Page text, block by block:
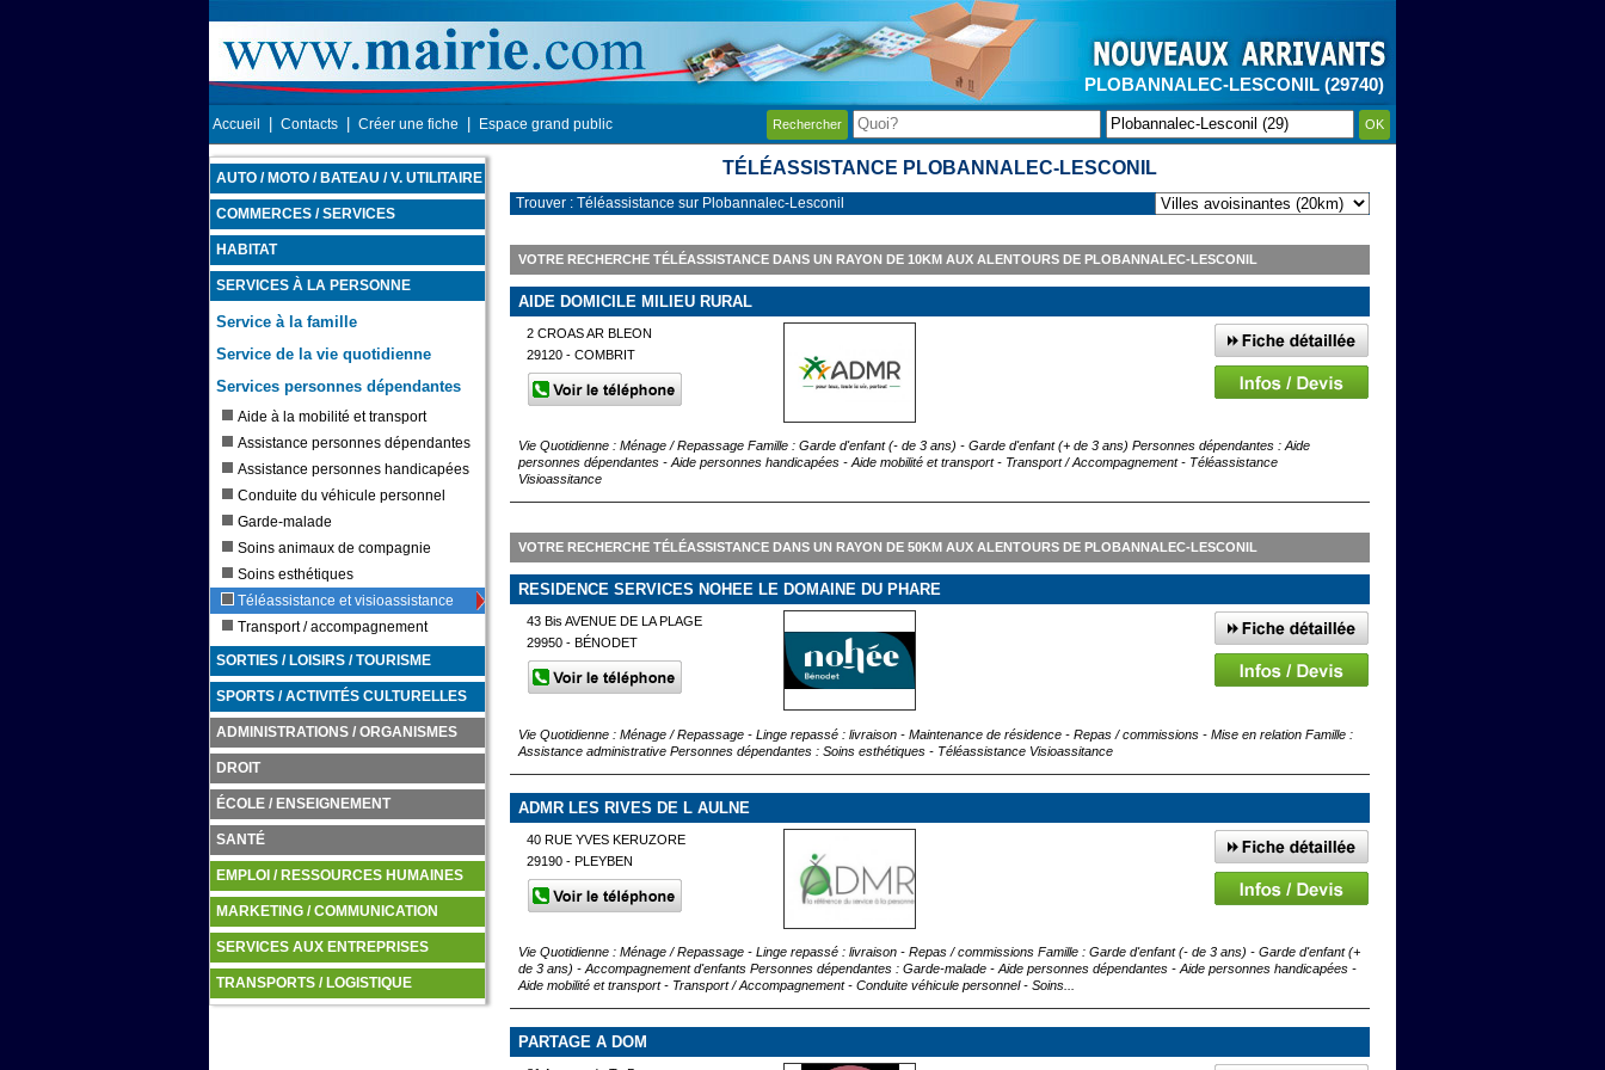
PLOBANNALEC-LESCONIL (29740)
Accueil Contacts Créer une fiche Espace grand public Rechercher OK
AUTO / MOTO / BATEAU / V. UTILITAIRE
COMMERCES / SERVICES
HABITAT
SERVICES À LA PERSONNE
Service à la famille
Service de la vie quotidienne
Services personnes dépendantes
Aide à la mobilité et transport
Assistance personnes dépendantes
Assistance personnes handicapées
Conduite du véhicule personnel
Garde-malade
Soins animaux de compagnie
Soins esthétiques
Téléassistance et visioassistance
Transport / accompagnement
SORTIES / LOISIRS / TOURISME
SPORTS / ACTIVITÉS CULTURELLES
ADMINISTRATIONS / ORGANISMES
DROIT
ÉCOLE / ENSEIGNEMENT
SANTÉ
EMPLOI / RESSOURCES HUMAINES
MARKETING / COMMUNICATION
SERVICES AUX ENTREPRISES
TRANSPORTS / LOGISTIQUE
TÉLÉASSISTANCE PLOBANNALEC-LESCONIL
Trouver : Téléassistance sur Plobannalec-Lesconil
VOTRE RECHERCHE TÉLÉASSISTANCE DANS UN RAYON DE 10KM AUX ALENTOURS DE PLOBANNALEC-LESCONIL
AIDE DOMICILE MILIEU RURAL
2 CROAS AR BLEON
29120 - COMBRIT
Vie Quotidienne : Ménage / Repassage Famille : Garde d'enfant (- de 3 ans) - Garde d'enfant (+ de 3 ans) Personnes dépendantes : Aide
personnes dépendantes - Aide personnes handicapées - Aide mobilité et transport - Transport / Accompagnement - Téléassistance
Visioassitance
VOTRE RECHERCHE TÉLÉASSISTANCE DANS UN RAYON DE 50KM AUX ALENTOURS DE PLOBANNALEC-LESCONIL
RESIDENCE SERVICES NOHEE LE DOMAINE DU PHARE
43 Bis AVENUE DE LA PLAGE
29950 - BÉNODET
Vie Quotidienne : Ménage / Repassage - Linge repassé : livraison - Maintenance de résidence - Repas / commissions - Mise en relation Famille :
Assistance administrative Personnes dépendantes : Soins esthétiques - Téléassistance Visioassitance
ADMR LES RIVES DE L AULNE
40 RUE YVES KERUZORE
29190 - PLEYBEN
Vie Quotidienne : Ménage / Repassage - Linge repassé : livraison - Repas / commissions Famille : Garde d'enfant (- de 3 ans) - Garde d'enfant (+
de 3 ans) - Accompagnement d'enfants Personnes dépendantes : Garde-malade - Aide personnes dépendantes - Aide personnes handicapées -
Aide mobilité et transport - Transport / Accompagnement - Conduite véhicule personnel - Soins...
PARTAGE A DOM